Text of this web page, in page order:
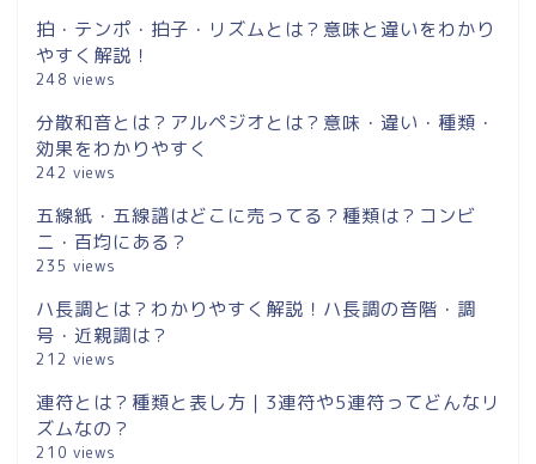
拍・テンポ・拍子・リズムとは？意味と違いをわかり
やすく解説！
248 views
分散和音とは？アルペジオとは？意味・違い・種類・
効果をわかりやすく
242 views
五線紙・五線譜はどこに売ってる？種類は？コンビ
ニ・百均にある？
235 views
ハ長調とは？わかりやすく解説！ハ長調の音階・調
号・近親調は？
212 views
連符とは？種類と表し方｜3連符や5連符ってどんなリ
ズムなの？
210 views